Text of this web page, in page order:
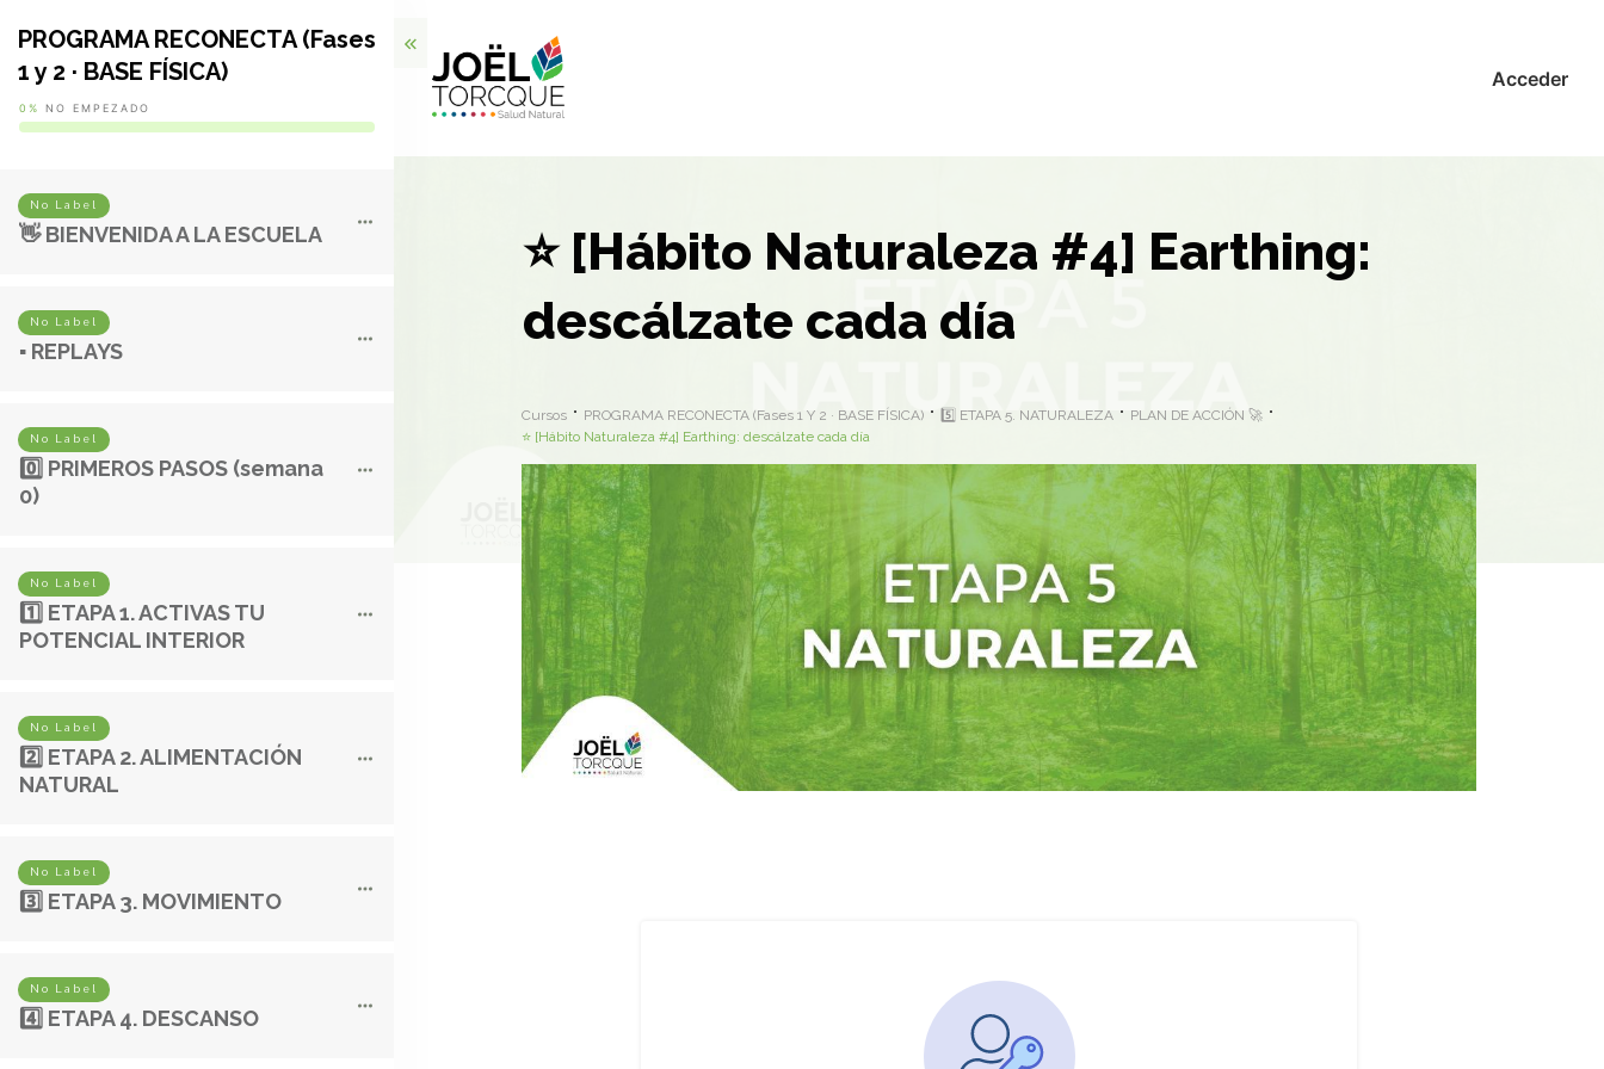
Acceder
⭐ [Hábito Naturaleza #4] Earthing:
descálzate cada día
Cursos PROGRAMA RECONECTA (Fases 1 Y 2 · BASE FÍSICA) 5️⃣ ETAPA 5. NATURALEZA
PLAN DE ACCIÓN 🚀
⭐ [Hábito Naturaleza #4] Earthing: descálzate cada día
PROGRAMA RECONECTA (Fases
1 y 2 · BASE FÍSICA)
0% NO EMPEZADO
No Label
👋 BIENVENIDA A LA ESCUELA
No Label
▪️ REPLAYS
No Label
0️⃣ PRIMEROS PASOS (semana
0)
No Label
1️⃣ ETAPA 1. ACTIVAS TU
POTENCIAL INTERIOR
No Label
2️⃣ ETAPA 2. ALIMENTACIÓN
NATURAL
No Label
3️⃣ ETAPA 3. MOVIMIENTO
No Label
4️⃣ ETAPA 4. DESCANSO